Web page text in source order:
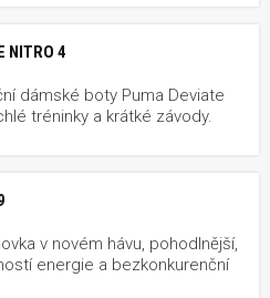
NITRO 4
dámské boty Puma Deviate
tréninky a krátké závody.
v novém hávu, pohodlnější,
energie a bezkonkurenční